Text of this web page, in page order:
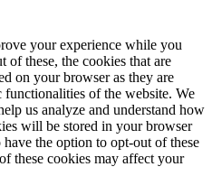
your experience while you
of these, the cookies that are
on your browser as they are
of the website. We
us analyze and understand how
will be stored in your browser
the option to opt-out of these
these cookies may affect your